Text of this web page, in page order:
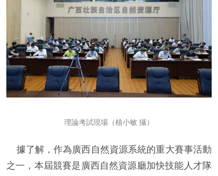
理論考試現場（植小敏 攝）
據了解，作為廣西自然資源系統的重大賽事活動
之一，本屆競賽是廣西自然資源廳加快技能人才隊